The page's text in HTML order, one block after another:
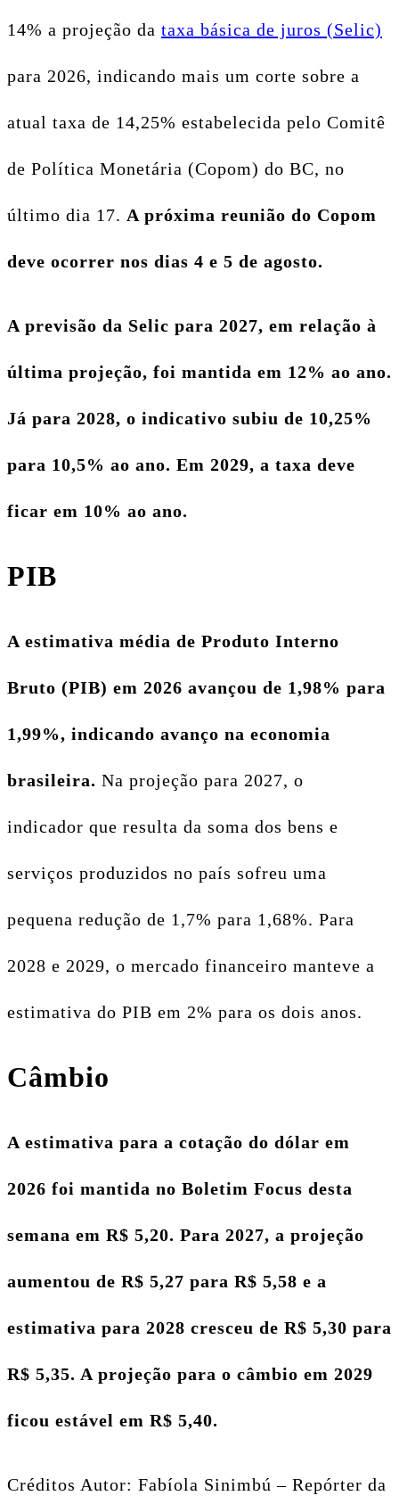
14% a projeção da taxa básica de juros (Selic)
para 2026, indicando mais um corte sobre a
atual taxa de 14,25% estabelecida pelo Comitê
de Política Monetária (Copom) do BC, no
último dia 17. A próxima reunião do Copom
deve ocorrer nos dias 4 e 5 de agosto.
A previsão da Selic para 2027, em relação à
última projeção, foi mantida em 12% ao ano.
Já para 2028, o indicativo subiu de 10,25%
para 10,5% ao ano. Em 2029, a taxa deve
ficar em 10% ao ano.
PIB
A estimativa média de Produto Interno
Bruto (PIB) em 2026 avançou de 1,98% para
1,99%, indicando avanço na economia
brasileira. Na projeção para 2027, o
indicador que resulta da soma dos bens e
serviços produzidos no país sofreu uma
pequena redução de 1,7% para 1,68%. Para
2028 e 2029, o mercado financeiro manteve a
estimativa do PIB em 2% para os dois anos.
Câmbio
A estimativa para a cotação do dólar em
2026 foi mantida no Boletim Focus desta
semana em R$ 5,20. Para 2027, a projeção
aumentou de R$ 5,27 para R$ 5,58 e a
estimativa para 2028 cresceu de R$ 5,30 para
R$ 5,35. A projeção para o câmbio em 2029
ficou estável em R$ 5,40.
Créditos Autor: Fabíola Sinimbú – Repórter da